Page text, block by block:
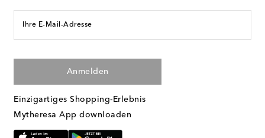
Ihre E-Mail-Adresse
Anmelden
Einzigartiges Shopping-Erlebnis
Mytheresa App downloaden